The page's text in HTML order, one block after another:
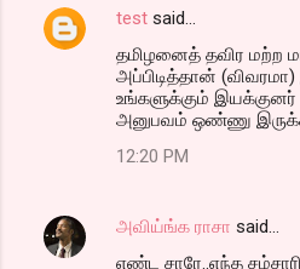
test said…
தமிழனைத் தவிர மற்ற
அப்பிடித்தான்
உங்களுக்கும்
அனுபவம் ஒண்ணு
12:20 PM
அவிய்ங்க ராசா said…
எண்ட சாரே..எந்த